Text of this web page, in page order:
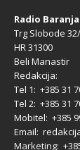
Radio Baranja
Trg Slobode
HR 31300
Beli Manastir
Redakcija:
Tel 1: +385 31
Tel 2: +385 31
Mobitel: +385
Email:
Marketing: